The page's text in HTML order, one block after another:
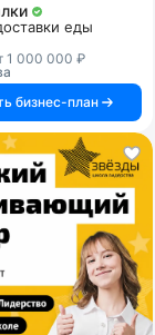
еды
1 000 000 ₽
бизнес-план